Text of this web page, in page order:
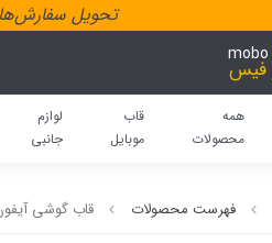
تحویل
mobo
فیس
همه
محصولات
قاب
موبایل
لوازم
جانبی
فهرست محصولات قاب گوشی